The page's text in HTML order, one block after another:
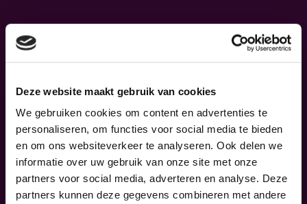
Deze website maakt gebruik van cookies
We gebruiken cookies om content en advertenties te
personaliseren, om functies voor social media te bieden
en om ons websiteverkeer te analyseren. Ook delen we
informatie over uw gebruik van onze site met onze
partners voor social media, adverteren en analyse. Deze
partners kunnen deze gegevens combineren met andere